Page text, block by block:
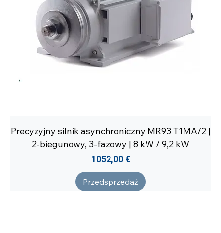
Precyzyjny silnik asynchroniczny MR93 T1MA/2 |
2-biegunowy, 3-fazowy | 8 kW / 9,2 kW
Cena
1052,00 €
Przedsprzedaż